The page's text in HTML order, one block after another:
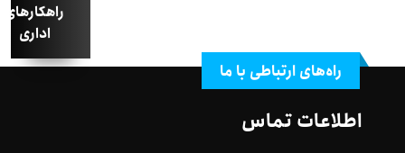
راهکارهای
اداری
راه‌های ارتباطی با ما
اطلاعات تماس